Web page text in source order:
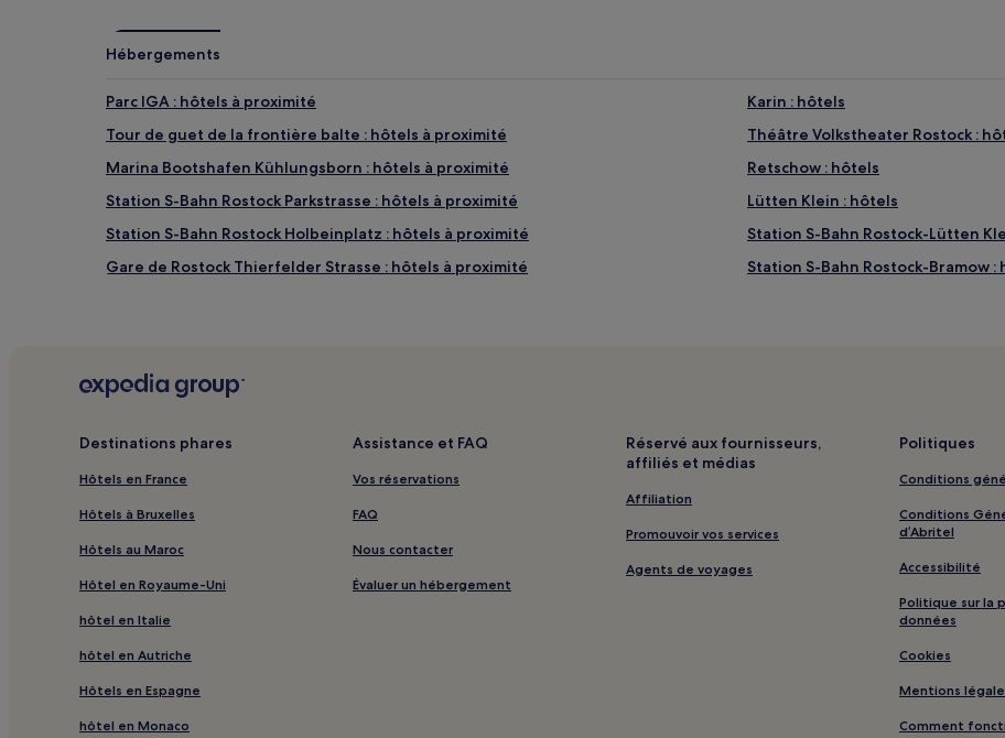
Hébergements
Parc IGA : hôtels à proximité
Karin : hôtels
Tour de guet de la frontière balte : hôtels à proximité
Théâtre Volkstheater Rostock :
Marina Bootshafen Kühlungsborn : hôtels à proximité
Retschow : hôtels
Station S-Bahn Rostock Parkstrasse : hôtels à proximité
Lütten Klein : hôtels
Station S-Bahn Rostock Holbeinplatz : hôtels à proximité
Station S-Bahn Rostock-Lütten
Gare de Rostock Thierfelder Strasse : hôtels à proximité
Station S-Bahn Rostock-Bramow
Parc Wilhelmshöhe : hôtels à proximité
Rostock : hôtels Hôtels avec parking
Rostock : hôtels Hôtels d’affaires
Kühlungsborn : hôtels
Stade de football Ostseestadion : hôtels à proximité
Université de Rostock : hôtels à
Warnemünde : hôtels
Graal-Müritz : hôtels Hôtels avec
Ruine de l'église : hôtels à proximité
Promenade Seepromenade :
Wittenbeck : hôtels Hôtels avec parking
Rerik : hôtels Hôtels familiaux
Boergerende-Rethwisch : Appartement à louer
Hansemesse Rostock : hôtels à
Destinations phares
Hôtels en France
Hôtels à Bruxelles
Hôtels au Maroc
Hôtel en Royaume-Uni
hôtel en Italie
hôtel en Autriche
Hôtels en Espagne
hôtel en Monaco
Assistance et FAQ
Vos réservations
FAQ
Nous contacter
Évaluer un hébergement
Réservé aux fournisseurs,
affiliés et médias
Affiliation
Promouvoir vos services
Agents de voyages
Politiques
Conditions
Conditions
d’Abritel
Accessibilité
Politique sur la
données
Cookies
Mentions
Comment